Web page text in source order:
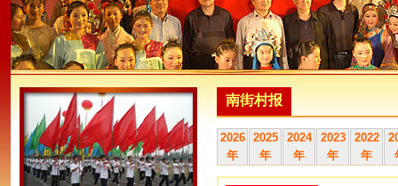
南街村报
2026
年
2025
年
2024
年
2023
年
2022
年